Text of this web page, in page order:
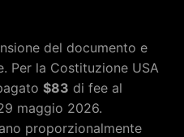
del documento e
Per la Costituzione USA
$83 di fee al
maggio 2026.
proporzionalmente